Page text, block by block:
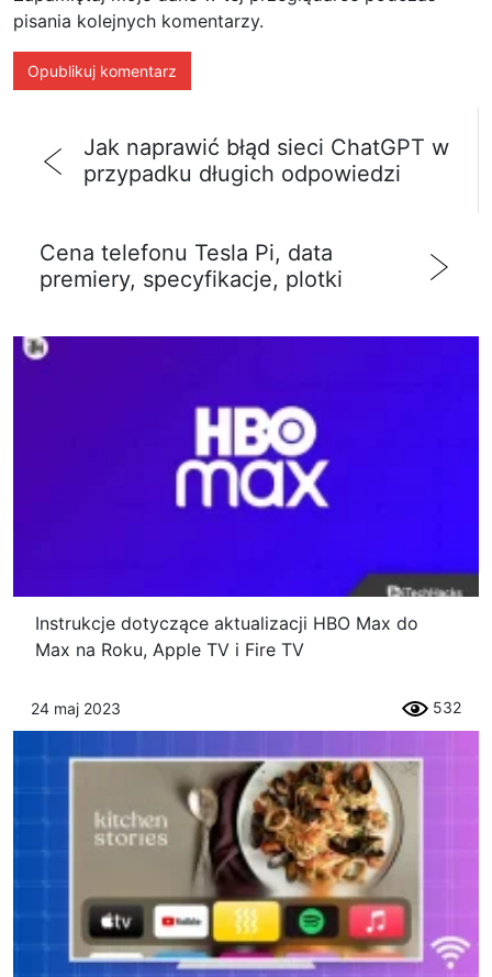
pisania kolejnych komentarzy.
Jak naprawić błąd sieci ChatGPT w
przypadku długich odpowiedzi
Cena telefonu Tesla Pi, data
premiery, specyfikacje, plotki
Instrukcje dotyczące aktualizacji HBO Max do
Max na Roku, Apple TV i Fire TV
24 maj 2023 532